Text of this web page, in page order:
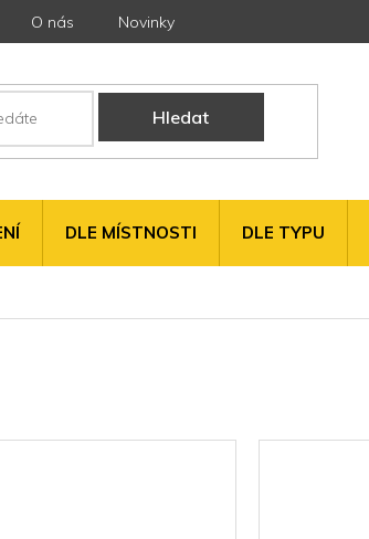
O nás Novinky
Hledat
DLE MÍSTNOSTI DLE TYPU